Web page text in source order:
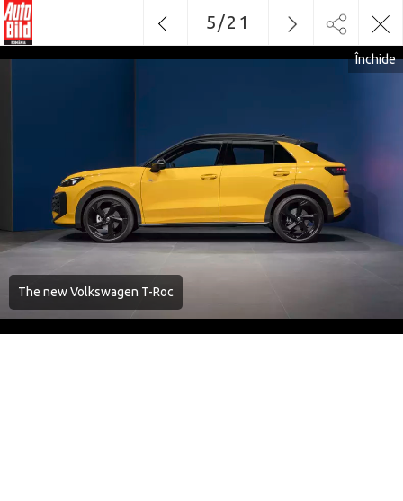
The new Volkswagen T-Roc
Închide
5/21